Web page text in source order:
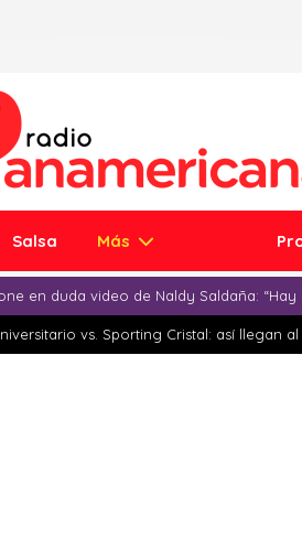
Salsa Más
en duda video de Naldy Saldaña:
vs. Sporting Cristal: así llegan